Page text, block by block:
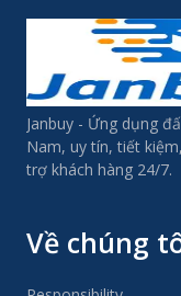
Janbuy - Ứng dụng
Nam, uy tín, tiết
trợ khách hàng 24/7.
Về chúng